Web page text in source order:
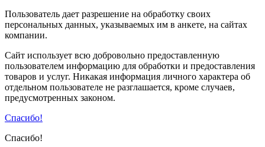
Пользователь дает разрешение на обработку своих
персональных данных, указываемых им в анкете, на сайтах
компании.
Сайт использует всю добровольно предоставленную
пользователем информацию для обработки и предоставления
товаров и услуг. Никакая информация личного характера об
отдельном пользователе не разглашается, кроме случаев,
предусмотренных законом.
Спасибо!
Спасибо!